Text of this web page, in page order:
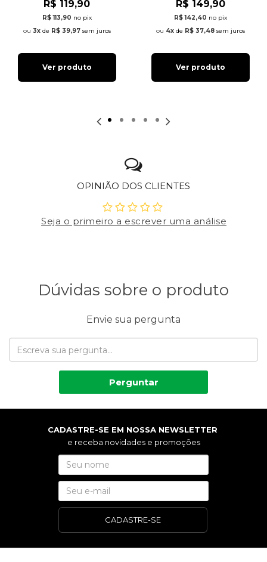
R$ 119,90
R$ 113,90 no pix
3xde R$ 39,97sem juros
Ver produto
R$ 149,90
R$ 142,40 no pix
4xde R$ 37,48sem juros
Ver produto
OPINIÃO DOS CLIENTES
Seja o primeiro a escrever uma análise
Dúvidas sobre o produto
Envie sua pergunta
Perguntar
CADASTRE-SE EM NOSSA NEWSLETTER
e receba novidades e promoções
CADASTRE-SE